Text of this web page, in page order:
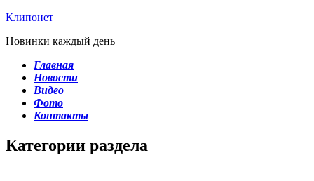
Клипонет
Новинки каждый день
Главная
Новости
Видео
Фото
Контакты
Категории раздела